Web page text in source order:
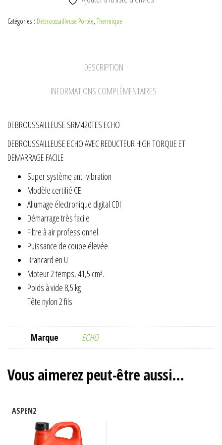
Catégories : Débroussailleuse Portée, Thermique
DESCRIPTION
INFORMATIONS COMPLÉMENTAIRES
DEBROUSSAILLEUSE SRM420TES ECHO
DEBROUSSAILLEUSE ECHO AVEC REDUCTEUR HIGH TORQUE ET
DEMARRAGE FACILE
Super système anti-vibration
Modèle certifié CE
Allumage électronique digital CDI
Démarrage très facile
Filtre à air professionnel
Puissance de coupe élevée
Brancard en U
Moteur 2 temps, 41,5 cm³.
Poids à vide 8,5 kg
Tête nylon 2 fils
Marque ECHO
Vous aimerez peut-être aussi…
ASPEN2